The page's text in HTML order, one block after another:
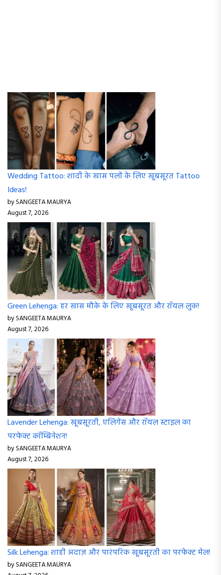
Wedding Tattoo: शादी के खास पलों के लिए खूबसूरत Tattoo
Ideas!
by SANGEETA MAURYA
August 7, 2026
Green Lehenga: हर खास मौके के लिए खूबसूरत और रॉयल लुक!
by SANGEETA MAURYA
August 7, 2026
Lavender Lehenga: खूबसूरती, एलिगेंस और रॉयल स्टाइल का
परफेक्ट कॉम्बिनेशन!
by SANGEETA MAURYA
August 7, 2026
Silk Lehenga: शाही अंदाज़ और पारंपरिक खूबसूरती का परफेक्ट मेल!
by SANGEETA MAURYA